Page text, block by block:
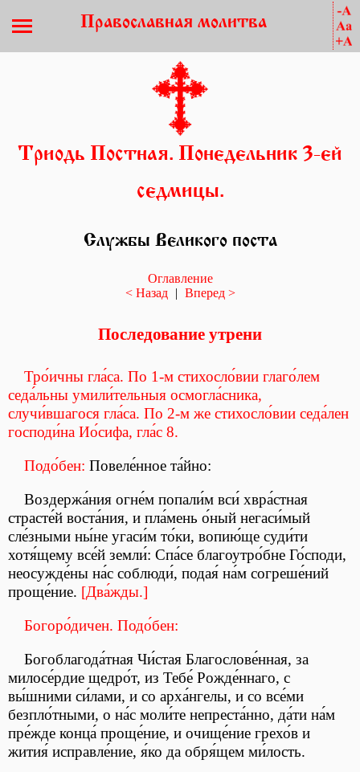
Православная молитва
Триодь Постная. Понедельник 3-ей
седмицы.
Службы Великого поста
Оглавление
< Назад
| Вперед >
Последование утрени
Тро́ичны гла́са. По 1-м стихосло́вии глаго́лем
седа́льны умили́тельныя осмогла́сника,
случи́вшагося гла́са. По 2-м же стихосло́вии седа́лен
господи́на Ио́сифа, гла́с 8.
Подо́бен: Повеле́нное та́йно:
Воздержа́ния огне́м попали́м вси́ хвра́стная
страсте́й воста́ния, и пла́мень о́ный негаси́мый
сле́зными ны́не угаси́м то́ки, вопию́ще суди́ти
хотя́щему все́й земли́: Спа́се благоутро́бне Го́споди,
неосужде́ны на́с соблюди́, подая́ на́м согреше́ний
проще́ние. [Два́жды.]
Богоро́дичен. Подо́бен:
Богоблагода́тная Чи́стая Благослове́нная, за
милосе́рдие щедро́т, из Тебе́ Рожде́ннаго, с
вы́шними си́лами, и со арха́нгелы, и со все́ми
безпло́тными, о на́с моли́те непреста́нно, да́ти на́м
пре́жде конца́ проще́ние, и очище́ние грехо́в и
жития́ исправле́ние, я́ко да обря́щем ми́лость.